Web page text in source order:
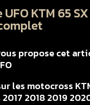
KTM 65
propose cet
les motocross
2017 2018 2019